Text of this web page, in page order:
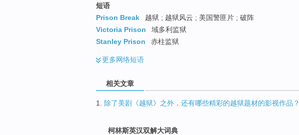
短语
Prison Break
越狱 ; 越狱风云 ; 美国警匪片 ; 破阵
Victoria Prison
域多利监狱
Stanley Prison
赤柱监狱
更多网络短语
相关文章
1. 除了美剧《越狱》之外，还有哪些精彩的越狱题材的影视作品？
柯林斯英汉双解大词典